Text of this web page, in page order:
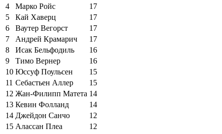
4
Марко Ройс
17
5
Кай Хаверц
17
6
Ваутер Вегорст
17
7
Андрей Крамарич
17
8
Исак Бельфодиль
16
9
Тимо Вернер
16
10 Юссуф Поульсен
15
11 Себастьен Аллер
15
12 Жан-Филипп Матета 14
13 Кевин Фолланд
14
14 Джейдон Санчо
12
15 Алассан Плеа 12